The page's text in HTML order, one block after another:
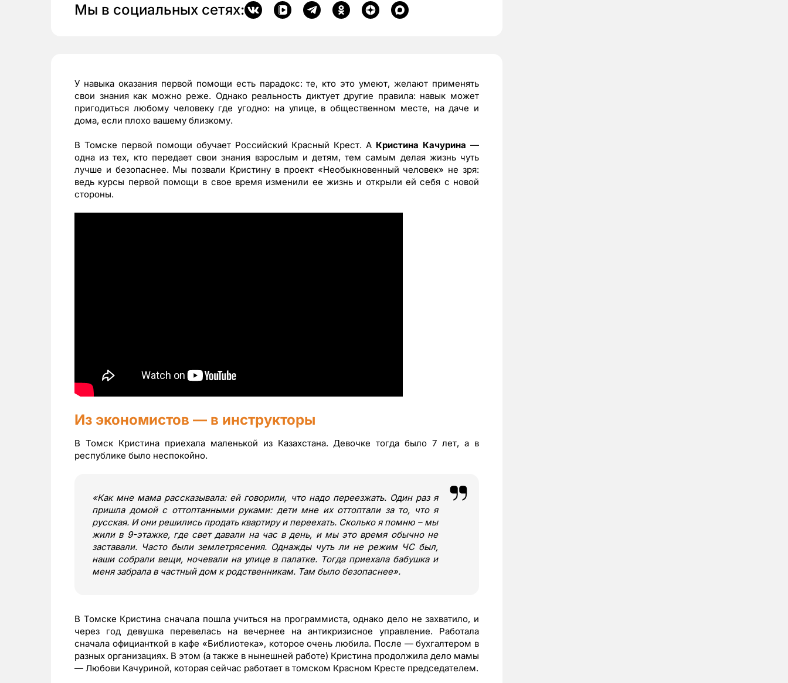
Мы в социальных сетях:
У навыка оказания первой помощи есть парадокс: те, кто это умеют, желают применять
свои знания как можно реже. Однако реальность диктует другие правила: навык может
пригодиться любому человеку где угодно: на улице, в общественном месте, на даче и
дома, если плохо вашему близкому.
В Томске первой помощи обучает Российский Красный Крест. А Кристина Качурина —
одна из тех, кто передает свои знания взрослым и детям, тем самым делая жизнь чуть
лучше и безопаснее. Мы позвали Кристину в проект «Необыкновенный человек» не зря:
ведь курсы первой помощи в свое время изменили ее жизнь и открыли ей себя с новой
стороны.
Из экономистов — в инструкторы
В Томск Кристина приехала маленькой из Казахстана. Девочке тогда было 7 лет, а в
республике было неспокойно.
«Как мне мама рассказывала: ей говорили, что надо переезжать. Один раз я
пришла домой с оттоптанными руками: дети мне их оттоптали за то, что я
русская. И они решились продать квартиру и переехать. Сколько я помню – мы
жили в 9-этажке, где свет давали на час в день, и мы это время обычно не
заставали. Часто были землетрясения. Однажды чуть ли не режим ЧС был,
наши собрали вещи, ночевали на улице в палатке. Тогда приехала бабушка и
меня забрала в частный дом к родственникам. Там было безопаснее».
В Томске Кристина сначала пошла учиться на программиста, однако дело не захватило, и
через год девушка перевелась на вечернее на антикризисное управление. Работала
сначала официанткой в кафе «Библиотека», которое очень любила. После — бухгалтером в
разных организациях. В этом (а также в нынешней работе) Кристина продолжила дело мамы
— Любови Качуриной, которая сейчас работает в томском Красном Кресте председателем.